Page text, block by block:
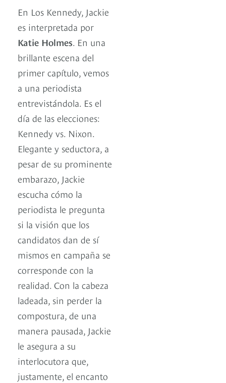
En Los Kennedy, Jackie
es interpretada por
Katie Holmes. En una
brillante escena del
primer capítulo, vemos
a una periodista
entrevistándola. Es el
día de las elecciones:
Kennedy vs. Nixon.
Elegante y seductora, a
pesar de su prominente
embarazo, Jackie
escucha cómo la
periodista le pregunta
si la visión que los
candidatos dan de sí
mismos en campaña se
corresponde con la
realidad. Con la cabeza
ladeada, sin perder la
compostura, de una
manera pausada, Jackie
le asegura a su
interlocutora que,
justamente, el encanto